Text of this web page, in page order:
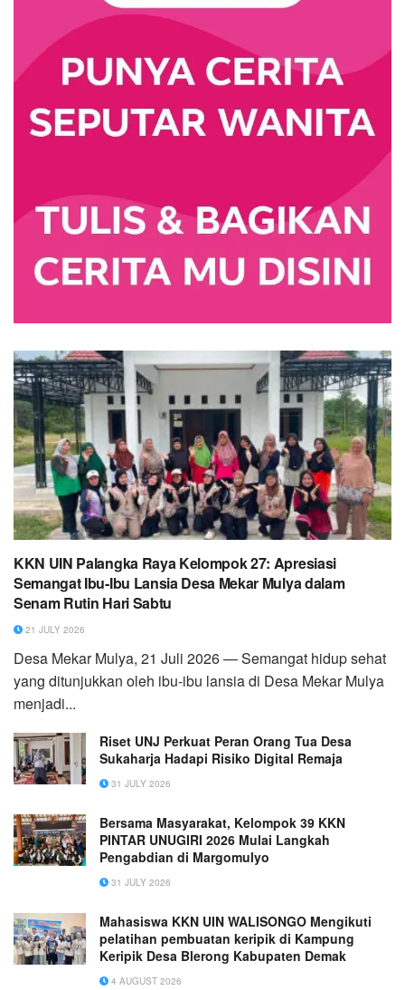
KKN UIN Palangka Raya Kelompok 27: Apresiasi
Semangat Ibu‑Ibu Lansia Desa Mekar Mulya dalam
Senam Rutin Hari Sabtu
21 JULY 2026
Desa Mekar Mulya, 21 Juli 2026 — Semangat hidup sehat
yang ditunjukkan oleh ibu-ibu lansia di Desa Mekar Mulya
menjadi...
Riset UNJ Perkuat Peran Orang Tua Desa
Sukaharja Hadapi Risiko Digital Remaja
31 JULY 2026
Bersama Masyarakat, Kelompok 39 KKN
PINTAR UNUGIRI 2026 Mulai Langkah
Pengabdian di Margomulyo
31 JULY 2026
Mahasiswa KKN UIN WALISONGO Mengikuti
pelatihan pembuatan keripik di Kampung
Keripik Desa Blerong Kabupaten Demak
4 AUGUST 2026